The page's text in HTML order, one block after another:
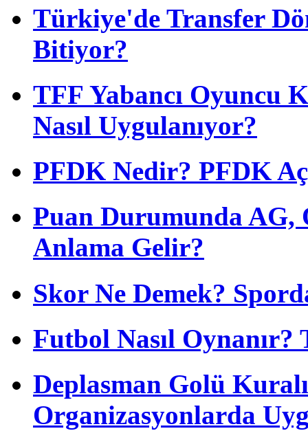
Türkiye'de Transfer
Bitiyor?
TFF Yabancı Oyuncu
Nasıl Uygulanıyor?
PFDK Nedir? PFDK
Puan Durumunda AG,
Anlama Gelir?
Skor Ne Demek?
Futbol Nasıl
Deplasman Golü
Organizasyonlarda